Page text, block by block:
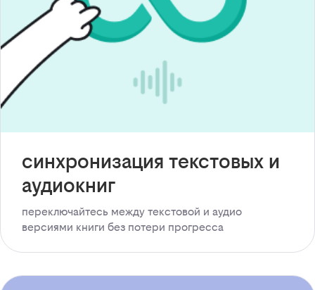
синхронизация текстовых и
аудиокниг
переключайтесь между текстовой и аудио
версиями книги без потери прогресса